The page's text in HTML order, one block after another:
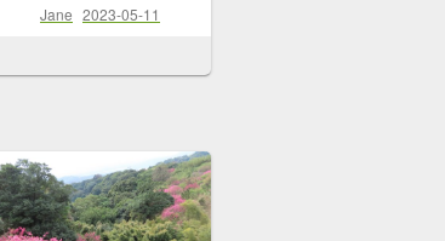
Jane 2023-05-11